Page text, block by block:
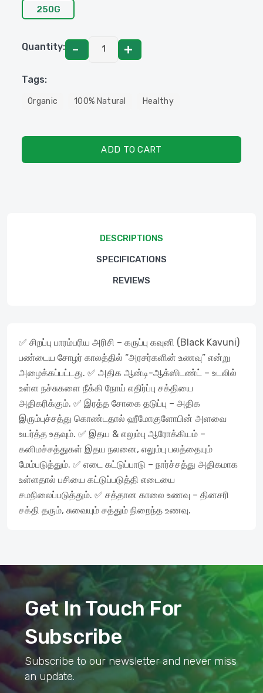
250G
Quantity:
Tags:
Organic 100% Natural Healthy
ADD TO CART
DESCRIPTIONS
SPECIFICATIONS
REVIEWS
✅ சிறப்பு பாரம்பரிய அரிசி – கருப்பு கவுனி (Black Kavuni)
பண்டைய சோழர் காலத்தில் “அரசர்களின் உணவு” என்று
அழைக்கப்பட்டது. ✅ அதிக ஆன்டி-ஆக்ஸிடண்ட் – உடலில்
உள்ள நச்சுகளை நீக்கி நோய் எதிர்ப்பு சக்தியை
அதிகரிக்கும். ✅ இரத்த சோகை தடுப்பு – அதிக
இரும்புச்சத்து கொண்டதால் ஹீமோகுளோபின் அளவை
உயர்த்த உதவும். ✅ இதய & எலும்பு ஆரோக்கியம் –
கனிமச்சத்துகள் இதய நலனை, எலும்பு பலத்தையும்
மேம்படுத்தும். ✅ எடை கட்டுப்பாடு – நார்ச்சத்து அதிகமாக
உள்ளதால் பசியை கட்டுப்படுத்தி எடையை
சமநிலைப்படுத்தும். ✅ சத்தான காலை உணவு – தினசரி
சக்தி தரும், சுவையும் சத்தும் நிறைந்த உணவு.
Get In Touch For
Subscribe
Subscribe to our newsletter and never miss
an update.